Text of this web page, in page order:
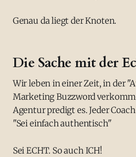
Genau da liegt der Knoten.
Die Sache mit der
Wir leben in einer Zeit, in der
Marketing Buzzword
Agentur predigt es. Jeder
"Sei einfach authentisch"
Sei ECHT. So auch ICH!